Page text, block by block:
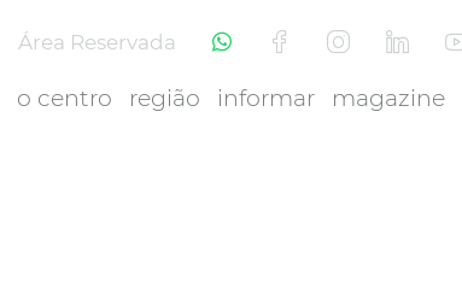
Área Reservada
o centro região informar magazine